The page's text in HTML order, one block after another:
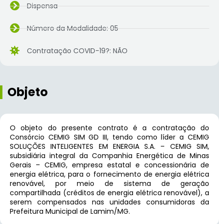
Dispensa
Número da Modalidade: 05
Contratação COVID-19?: NÃO
Objeto
O objeto do presente contrato é a contratação do
Consórcio CEMIG SIM GD III, tendo como líder a CEMIG
SOLUÇÕES INTELIGENTES EM ENERGIA S.A. – CEMIG SIM,
subsidiária integral da Companhia Energética de Minas
Gerais – CEMIG, empresa estatal e concessionária de
energia elétrica, para o fornecimento de energia elétrica
renovável, por meio de sistema de geração
compartilhada (créditos de energia elétrica renovável), a
serem compensados nas unidades consumidoras da
Prefeitura Municipal de Lamim/MG.